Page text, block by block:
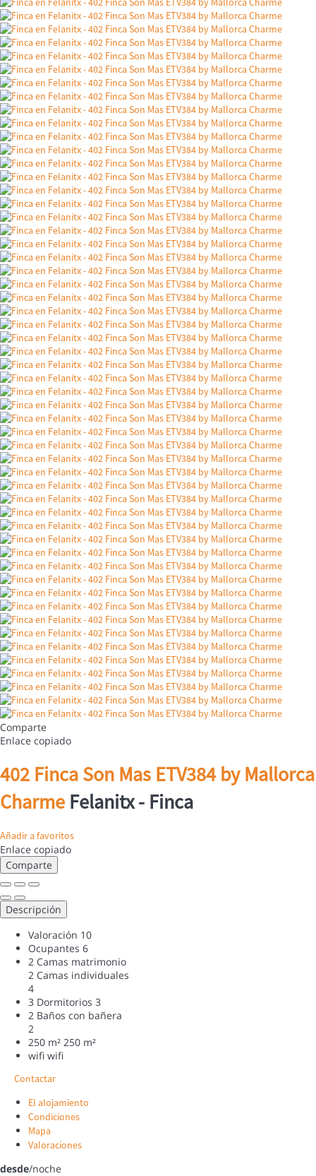
Comparte
Enlace copiado
402 Finca Son Mas ETV384 by Mallorca
Charme Felanitx - Finca
Añadir a favoritos
Enlace copiado
Comparte
Descripción
Valoración 10
Ocupantes 6
2 Camas matrimonio
2 Camas individuales
4
3 Dormitorios 3
2 Baños con bañera
2
250 m² 250 m²
wifi wifi
Contactar
El alojamiento
Condiciones
Mapa
Valoraciones
desde/noche